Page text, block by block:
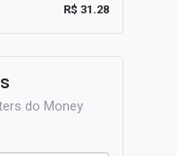
R$ 31.28
do Money